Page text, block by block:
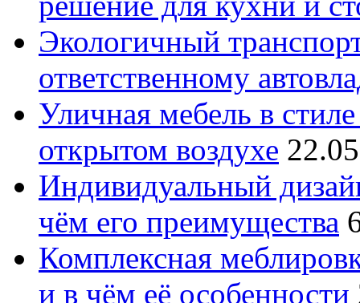
Экологичный
ответственному
Уличная мебель в
открытом воздухе
Индивидуальный
чём его преимущества
Комплексная
и в чём её особенности